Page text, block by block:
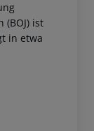
ist
in etwa